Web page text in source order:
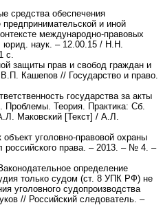
средства обеспечения
и иной
международно-правовых
наук. – 12.00.15 / Н.Н.
с.
защиты прав и свобод граждан и
Кашепов // Государство и право.
государства за акты
Теория. Практика: Сб.
Маковский [Текст] / А.Л.
объект уголовно-правовой охраны
права. – 2013. – № 4. –
определение
только судом (ст. 8 УПК РФ) не
уголовного судопроизводства
// Российский следователь. –